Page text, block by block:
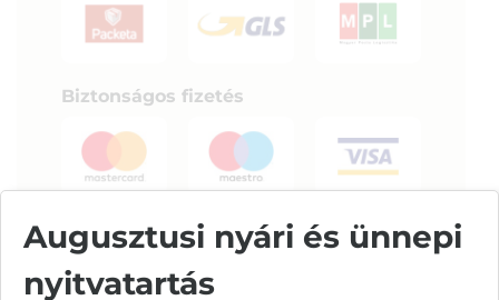
Biztonságos fizetés
Augusztusi nyári és ünnepi
nyitvatartás